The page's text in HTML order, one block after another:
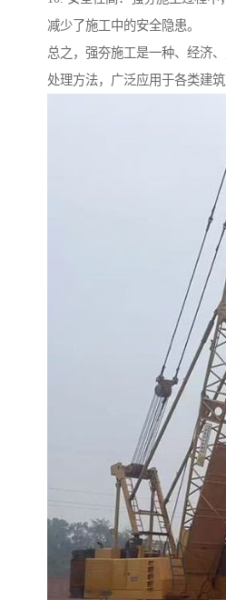
减少了施工中的安全隐患。
总之，强夯施工是一种、经济
处理方法，广泛应用于各类建筑